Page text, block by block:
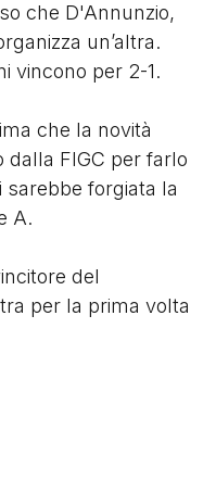
che D'Annunzio,
un’altra.
vincono per 2-1.
che la novità
dalla FIGC per farlo
sarebbe forgiata la
A.
del
per la prima volta